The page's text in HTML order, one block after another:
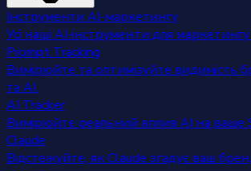
Інструменти AI-маркетингу
Усі наші AI-інструменти для
Prompt Tracking
Вимірюйте та оптимізуйте видимість
та AI.
AI Tracker
Вимірюйте реальний вплив AI на ваше
Claude
Відстежуйте, як Claude згадує ваш